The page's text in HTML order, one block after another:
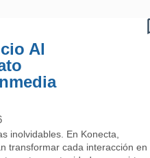
Al
inolvidables. En Konecta,
transformar cada interacción en